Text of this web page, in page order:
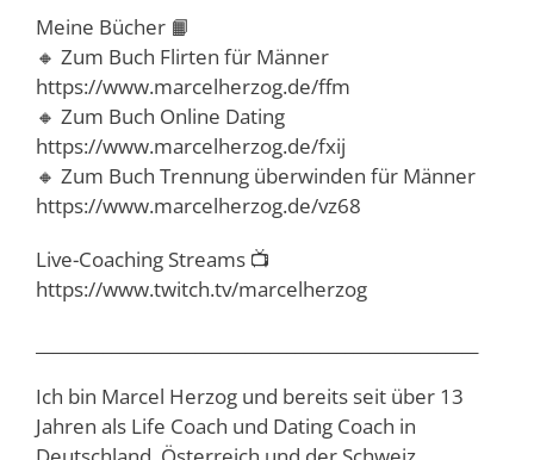
Meine Bücher 📙
🔸 Zum Buch Flirten für Männer
https://www.marcelherzog.de/ffm
🔸 Zum Buch Online Dating
https://www.marcelherzog.de/fxij
🔸 Zum Buch Trennung überwinden für Männer
https://www.marcelherzog.de/vz68
Live-Coaching Streams 📺
https://www.twitch.tv/marcelherzog
Ich bin Marcel Herzog und bereits seit über 13
Jahren als Life Coach und Dating Coach in